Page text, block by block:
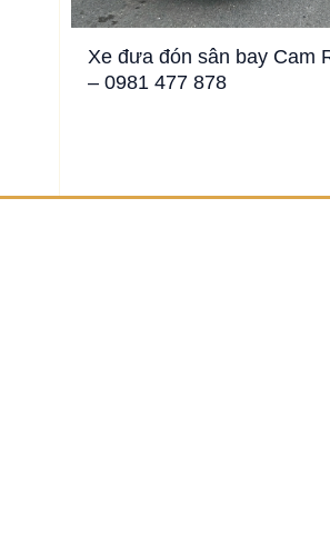
Xe đưa đón sân bay Cam
– 0981 477 878